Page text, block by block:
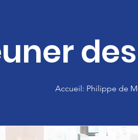
Accueil: Philippe de